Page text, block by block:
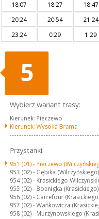
18:07
18:27 18:47
20:24
20:54 21:24
23:24
0:29 1:29
5
Wybierz wariant trasy:
Kierunek: Pieczewo
Kierunek: Wysoka Brama
Przystanki:
951 (01) -Pieczewo
953 (02) - Gębika (Wilczyńskiego)
954 (02) - Krasickiego-
955 (02) - Boenigka (Krasickiego)
956 (02) - Carrefour
957 (02) -Wańkowicza
958 (02) - Murzynowskiego